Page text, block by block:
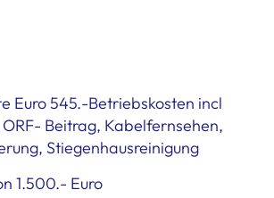
Euro 545.-Betriebskosten incl
Beitrag, Kabelfernsehen,
Stiegenhausreinigung
1.500.- Euro